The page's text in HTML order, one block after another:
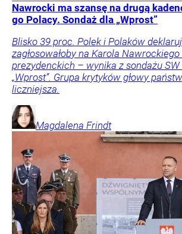
Nawrocki ma szansę na drugą
go Polacy. Sondaż dla „Wprost”
Blisko 39 proc. Polek i Polaków
zagłosowałoby na Karola
prezydenckich – wynika z sondażu
„Wprost”. Grupa krytyków głowy
liczniejsza.
Magdalena Frindt